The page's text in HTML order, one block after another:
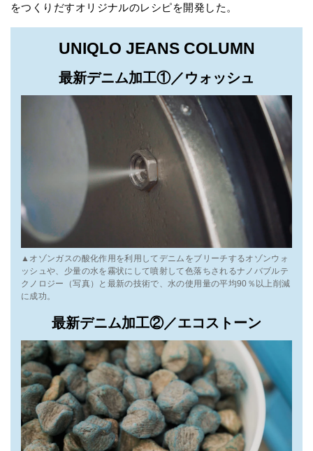
をつくりだすオリジナルのレシピを開発した。
UNIQLO JEANS COLUMN
最新デニム加工①／ウォッシュ
▲オゾンガスの酸化作用を利用してデニムをブリーチするオゾンウォ
ッシュや、少量の水を霧状にして噴射して色落ちされるナノバブルテ
クノロジー（写真）と最新の技術で、水の使用量の平均90％以上削減
に成功。
最新デニム加工②／エコストーン